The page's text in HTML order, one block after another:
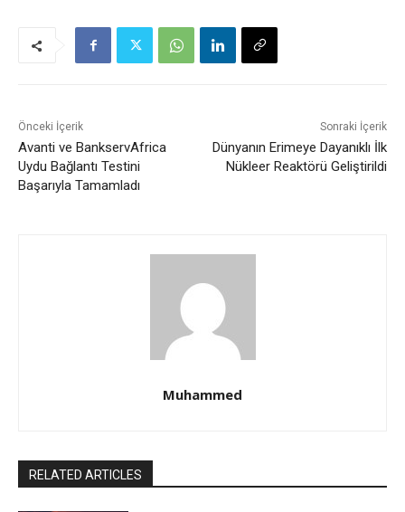
Önceki İçerik
Avanti ve BankservAfrica
Uydu Bağlantı Testini
Başarıyla Tamamladı
Sonraki İçerik
Dünyanın Erimeye Dayanıklı İlk
Nükleer Reaktörü Geliştirildi
Muhammed
RELATED ARTICLES